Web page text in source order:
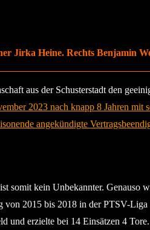
Jirka Heine. Rechts Benjamin
aus der Schusterstadt den
2023 nach knapp 8 Jahren
angekündigte
kein Unbekannter. Genauso
2015 bis 2018 in der PTSV-
und erzielte bei 14 Einsätzen 4 Tore.